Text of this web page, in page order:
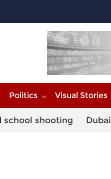
Politics Visual Stories
school shooting